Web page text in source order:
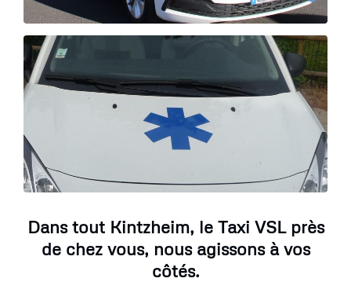
Dans tout Kintzheim, le Taxi VSL près
de chez vous, nous agissons à vos
côtés.